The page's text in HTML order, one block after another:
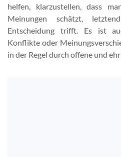
helfen, klarzustellen, dass
Meinungen schätzt,
Entscheidung trifft. Es ist
Konflikte oder
in der Regel durch offene und